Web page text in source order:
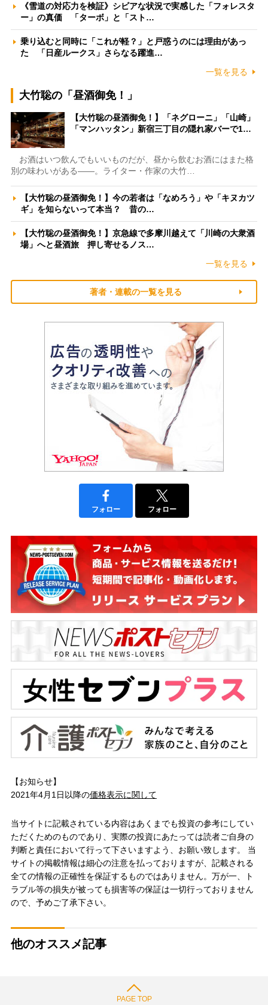
《雪道の対応力を検証》シビアな状況で実感した「フォレスタ
ー」の真価 「ターボ」と「スト…
乗り込むと同時に「これが軽？」と戸惑うのには理由があっ
た 「日産ルークス」さらなる躍進…
一覧を見る
大竹聡の「昼酒御免！」
【大竹聡の昼酒御免！】「ネグローニ」「山崎」
「マンハッタン」新宿三丁目の隠れ家バーで1…
お酒はいつ飲んでもいいものだが、昼から飲むお酒にはまた格
別の味わいがある――。ライター・作家の大竹…
【大竹聡の昼酒御免！】今の若者は「なめろう」や「キヌカツ
ギ」を知らないって本当？ 昔の…
【大竹聡の昼酒御免！】京急線で多摩川越えて「川崎の大衆酒
場」へと昼酒旅 押し寄せるノス…
一覧を見る
著者・連載の一覧を見る
フォロー フォロー
【お知らせ】
2021年4月1日以降の価格表示に関して
当サイトに記載されている内容はあくまでも投資の参考にしてい
ただくためのものであり、実際の投資にあたっては読者ご自身の
判断と責任において行って下さいますよう、お願い致します。 当
サイトの掲載情報は細心の注意を払っておりますが、記載される
全ての情報の正確性を保証するものではありません。万が一、ト
ラブル等の損失が被っても損害等の保証は一切行っておりません
ので、予めご了承下さい。
他のオススメ記事
PAGE TOP